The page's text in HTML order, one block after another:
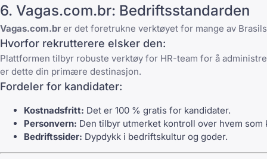
6. Vagas.com.br: Bedriftsstandarden
Vagas.com.br er det foretrukne verktøyet for mange av
Hvorfor rekrutterere elsker den:
Plattformen tilbyr robuste verktøy for HR-team for å
er dette din primære destinasjon.
Fordeler for kandidater:
Kostnadsfritt: Det er 100 % gratis for kandidater.
Personvern: Den tilbyr utmerket kontroll over hvem som
Bedriftssider: Dypdykk i bedriftskultur og goder.